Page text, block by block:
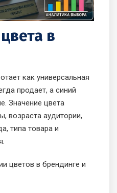
в
как универсальная
продает, а синий
Значение цвета
возраста аудитории,
типа товара и
цветов в брендинге и